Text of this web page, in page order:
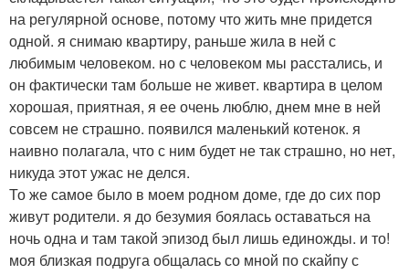
на регулярной основе, потому что жить мне придется
одной. я снимаю квартиру, раньше жила в ней с
любимым человеком. но с человеком мы расстались, и
он фактически там больше не живет. квартира в целом
хорошая, приятная, я ее очень люблю, днем мне в ней
совсем не страшно. появился маленький котенок. я
наивно полагала, что с ним будет не так страшно, но нет,
никуда этот ужас не делся.
То же самое было в моем родном доме, где до сих пор
живут родители. я до безумия боялась оставаться на
ночь одна и там такой эпизод был лишь единожды. и то!
моя близкая подруга общалась со мной по скайпу с